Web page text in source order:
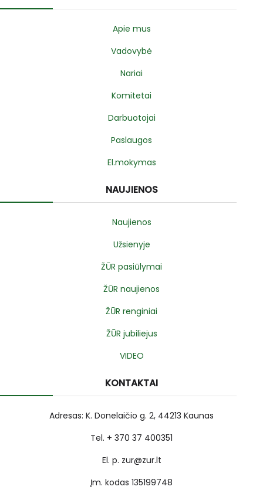
Apie mus
Vadovybė
Nariai
Komitetai
Darbuotojai
Paslaugos
El.mokymas
NAUJIENOS
Naujienos
Užsienyje
ŽŪR pasiūlymai
ŽŪR naujienos
ŽŪR renginiai
ŽŪR jubiliejus
VIDEO
KONTAKTAI
Adresas: K. Donelaičio g. 2, 44213 Kaunas
Tel. + 370 37 400351
El. p. zur@zur.lt
Įm. kodas 135199748